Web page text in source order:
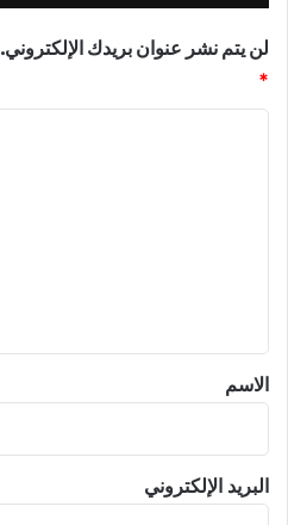
لن يتم نشر عنوان بريدك الإلكتروني.
*
*
الاسم
البريد الإلكتروني